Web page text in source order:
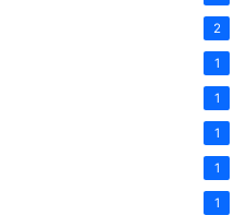
2
1
1
1
1
1